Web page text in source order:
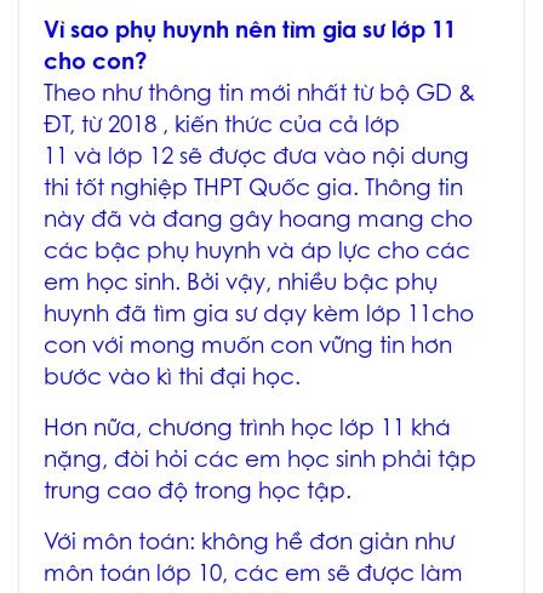
Vì sao phụ huynh nên tìm gia sư lớp 11
cho con?
Theo như thông tin mới nhất từ bộ GD &
ĐT, từ 2018 , kiến thức của cả lớp
11 và lớp 12 sẽ được đưa vào nội dung
thi tốt nghiệp THPT Quốc gia. Thông tin
này đã và đang gây hoang mang cho
các bậc phụ huynh và áp lực cho các
em học sinh. Bởi vậy, nhiều bậc phụ
huynh đã tìm gia sư dạy kèm lớp 11cho
con với mong muốn con vững tin hơn
bước vào kì thi đại học.
Hơn nữa, chương trình học lớp 11 khá
nặng, đòi hỏi các em học sinh phải tập
trung cao độ trong học tập.
Với môn toán: không hề đơn giản như
môn toán lớp 10, các em sẽ được làm